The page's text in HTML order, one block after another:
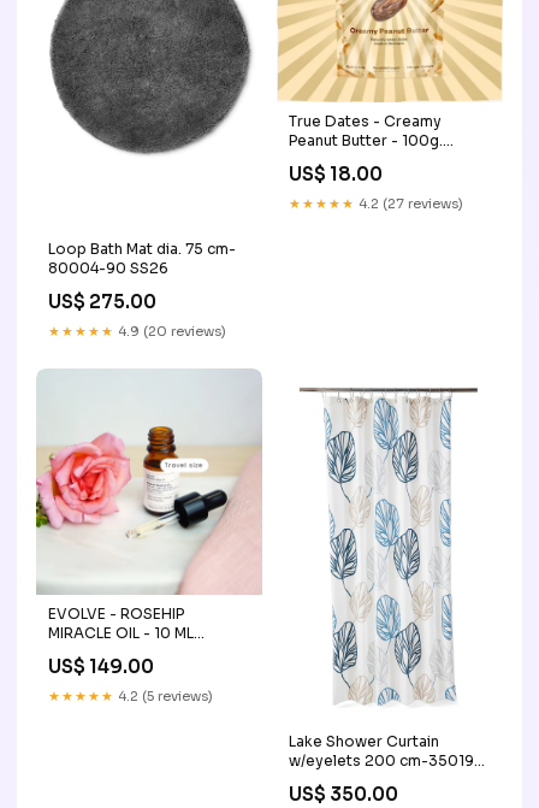
Loop Bath Mat dia. 75 cm-
80004-90 SS26
US$ 275.00
★★★★★ 4.9 (20 reviews)
True Dates - Creamy
Peanut Butter - 100g.
US$ 18.00
★★★★★ 4.2 (27 reviews)
EVOLVE - ROSEHIP
MIRACLE OIL - 10 ML
Læbepromade
US$ 149.00
★★★★★ 4.2 (5 reviews)
Lake Shower Curtain
w/eyelets 200 cm-35019-
2-40 Pink
US$ 350.00